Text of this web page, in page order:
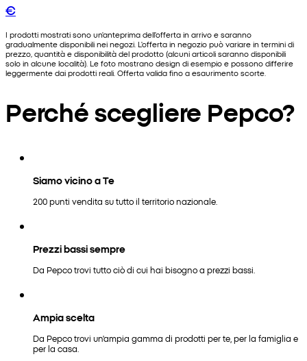
€
I prodotti mostrati sono un'anteprima dell'offerta in arrivo e saranno
gradualmente disponibili nei negozi. L'offerta in negozio può variare in termini di
prezzo, quantità e disponibilità del prodotto (alcuni articoli saranno disponibili
solo in alcune località). Le foto mostrano design di esempio e possono differire
leggermente dai prodotti reali. Offerta valida fino a esaurimento scorte.
Perché scegliere Pepco?
Siamo vicino a Te
200 punti vendita su tutto il territorio nazionale.
Prezzi bassi sempre
Da Pepco trovi tutto ciò di cui hai bisogno a prezzi bassi.
Ampia scelta
Da Pepco trovi un'ampia gamma di prodotti per te, per la famiglia e
per la casa.